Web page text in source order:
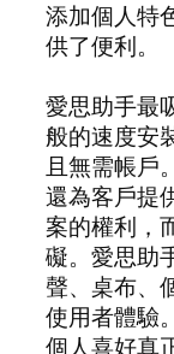
添加個人特
供了便利。
愛思助手最
般的速度安
且無需帳戶
還為客戶提
案的權利，
礙。愛思助
聲、桌布、
使用者體驗
個人喜好真